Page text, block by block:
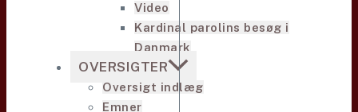
Video
Kardinal parolins besøg i
Danmark
OVERSIGTER
Oversigt indlæg
Emner